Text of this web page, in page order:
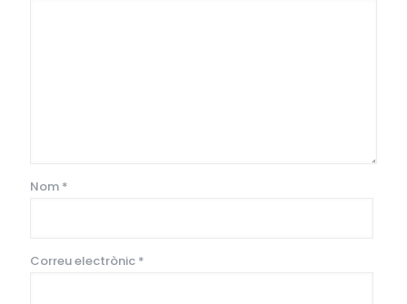
Nom *
Correu electrònic *